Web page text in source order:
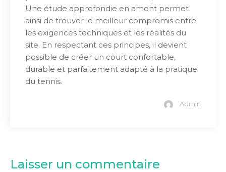
Une étude approfondie en amont permet
ainsi de trouver le meilleur compromis entre
les exigences techniques et les réalités du
site. En respectant ces principes, il devient
possible de créer un court confortable,
durable et parfaitement adapté à la pratique
du tennis.
Admin
Laisser un commentaire